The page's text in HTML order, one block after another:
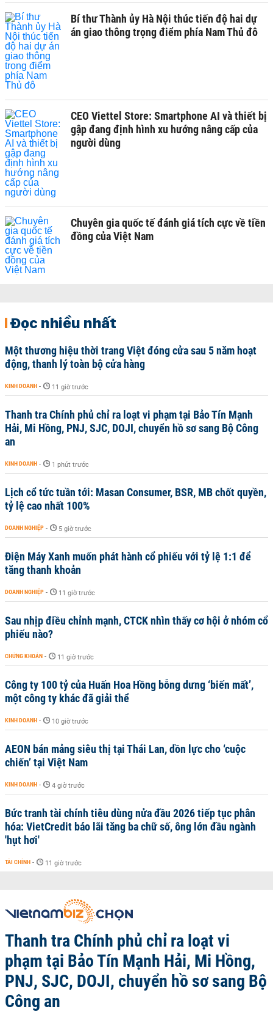
Bí thư Thành ủy Hà Nội thúc tiến độ hai dự
án giao thông trọng điểm phía Nam Thủ đô
CEO Viettel Store: Smartphone AI và thiết bị
gập đang định hình xu hướng nâng cấp của
người dùng
Chuyên gia quốc tế đánh giá tích cực về tiền
đồng của Việt Nam
Đọc nhiều nhất
Một thương hiệu thời trang Việt đóng cửa sau 5 năm hoạt
động, thanh lý toàn bộ cửa hàng
KINH DOANH - 11 giờ trước
Thanh tra Chính phủ chỉ ra loạt vi phạm tại Bảo Tín Mạnh
Hải, Mi Hồng, PNJ, SJC, DOJI, chuyển hồ sơ sang Bộ Công
an
KINH DOANH - 1 phút trước
Lịch cổ tức tuần tới: Masan Consumer, BSR, MB chốt quyền,
tỷ lệ cao nhất 100%
DOANH NGHIỆP - 5 giờ trước
Điện Máy Xanh muốn phát hành cổ phiếu với tỷ lệ 1:1 để
tăng thanh khoản
DOANH NGHIỆP - 11 giờ trước
Sau nhịp điều chỉnh mạnh, CTCK nhìn thấy cơ hội ở nhóm cổ
phiếu nào?
CHỨNG KHOÁN - 11 giờ trước
Công ty 100 tỷ của Huấn Hoa Hồng bỗng dưng ‘biến mất’,
một công ty khác đã giải thể
KINH DOANH - 10 giờ trước
AEON bán mảng siêu thị tại Thái Lan, dồn lực cho ‘cuộc
chiến’ tại Việt Nam
KINH DOANH - 4 giờ trước
Bức tranh tài chính tiêu dùng nửa đầu 2026 tiếp tục phân
hóa: VietCredit báo lãi tăng ba chữ số, ông lớn đầu ngành
'hụt hơi'
TÀI CHÍNH - 11 giờ trước
Thanh tra Chính phủ chỉ ra loạt vi
phạm tại Bảo Tín Mạnh Hải, Mi Hồng,
PNJ, SJC, DOJI, chuyển hồ sơ sang Bộ
Công an